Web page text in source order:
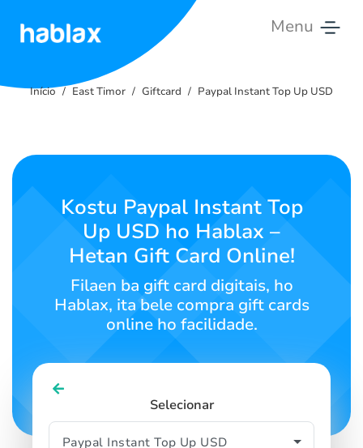
Menu
Tarifas
Contate-
SIGN UP
Início East Timor Giftcard Paypal Instant Top Up USD
Kostu Paypal Instant Top
Up USD ho Hablax –
Hetan Gift Card Online!
Filaen ba gift card digitais, ho
Hablax, ita bele compra gift cards
online ho facilidade.
Selecionar